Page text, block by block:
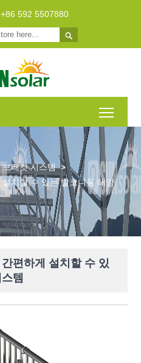
+86 592 5507880

래킷 시스템 >
치할 수 있는 발코니용 태양
편하게 설치할 수 있
템